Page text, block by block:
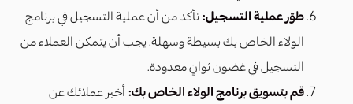
طوّر عملية التسجيل: تأكد من أن عملية التسجيل في برنامج
الولاء الخاص بك بسيطة وسهلة. يجب أن يتمكن العملاء من
التسجيل في غضون ثوانٍ معدودة.
قم بتسويق برنامج الولاء الخاص بك: أخبر عملائك عن